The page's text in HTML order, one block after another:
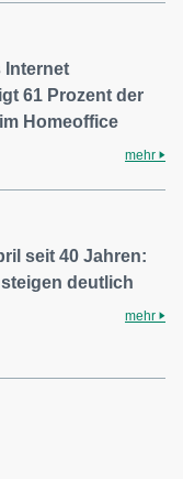
Internet
61 Prozent der
Homeoffice
mehr
seit 40 Jahren:
deutlich
mehr